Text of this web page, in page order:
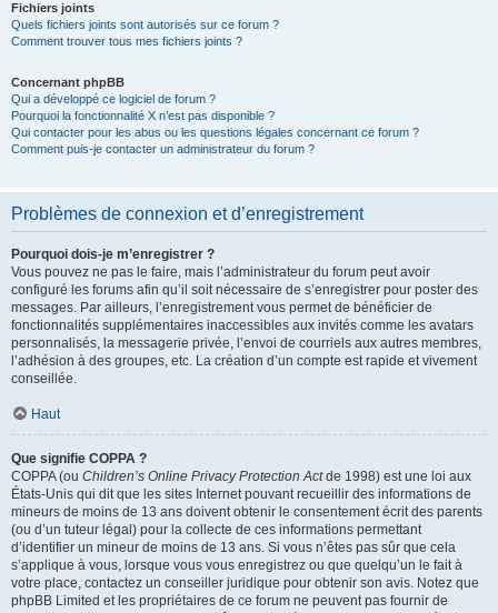
Fichiers joints
Quels fichiers joints sont autorisés sur ce forum ?
Comment trouver tous mes fichiers joints ?
Concernant phpBB
Qui a développé ce logiciel de forum ?
Pourquoi la fonctionnalité X n’est pas disponible ?
Qui contacter pour les abus ou les questions légales concernant ce forum ?
Comment puis-je contacter un administrateur du forum ?
Problèmes de connexion et d’enregistrement
Pourquoi dois-je m’enregistrer ?
Vous pouvez ne pas le faire, mais l’administrateur du forum peut avoir
configuré les forums afin qu’il soit nécessaire de s’enregistrer pour poster des
messages. Par ailleurs, l’enregistrement vous permet de bénéficier de
fonctionnalités supplémentaires inaccessibles aux invités comme les avatars
personnalisés, la messagerie privée, l’envoi de courriels aux autres membres,
l’adhésion à des groupes, etc. La création d’un compte est rapide et vivement
conseillée.
Haut
Que signifie COPPA ?
COPPA (ou Children’s Online Privacy Protection Actde 1998) est une loi aux
États-Unis qui dit que les sites Internet pouvant recueillir des informations de
mineurs de moins de 13 ans doivent obtenir le consentement écrit des parents
(ou d’un tuteur légal) pour la collecte de ces informations permettant
d’identifier un mineur de moins de 13 ans. Si vous n’êtes pas sûr que cela
s’applique à vous, lorsque vous vous enregistrez ou que quelqu’un le fait à
votre place, contactez un conseiller juridique pour obtenir son avis. Notez que
phpBB Limited et les propriétaires de ce forum ne peuvent pas fournir de